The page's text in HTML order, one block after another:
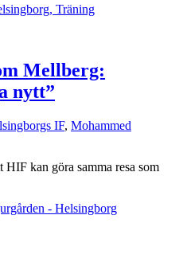
Mellberg:
nytt”
IF, Mohammed
kan göra samma resa som